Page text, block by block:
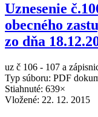
Uznesenie
obecného
zo dňa
uz č 106 - 107 a
Typ súboru: PDF
Stiahnuté: 639×
Vložené: 22. 12. 2015